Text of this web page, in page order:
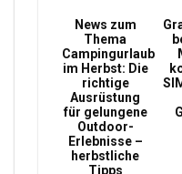
News zum
Thema
Campingurlaub
im Herbst: Die
richtige
Ausrüstung
für gelungene
Outdoor-
Erlebnisse –
herbstliche
Tipps